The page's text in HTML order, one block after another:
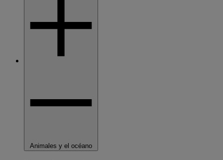
Animales y el océano